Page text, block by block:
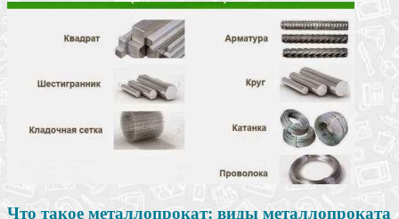
Что такое металлопрокат: виды металлопроката